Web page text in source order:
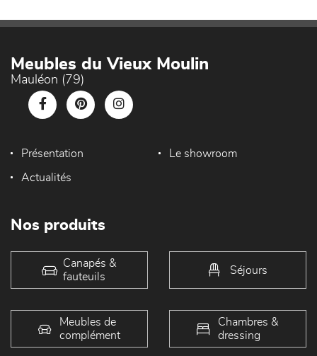
Meubles du Vieux Moulin
Mauléon (79)
Présentation Le showroom
Actualités
Nos produits
Canapés &
fauteuils
Séjours
Meubles de
complément
Chambres &
dressing